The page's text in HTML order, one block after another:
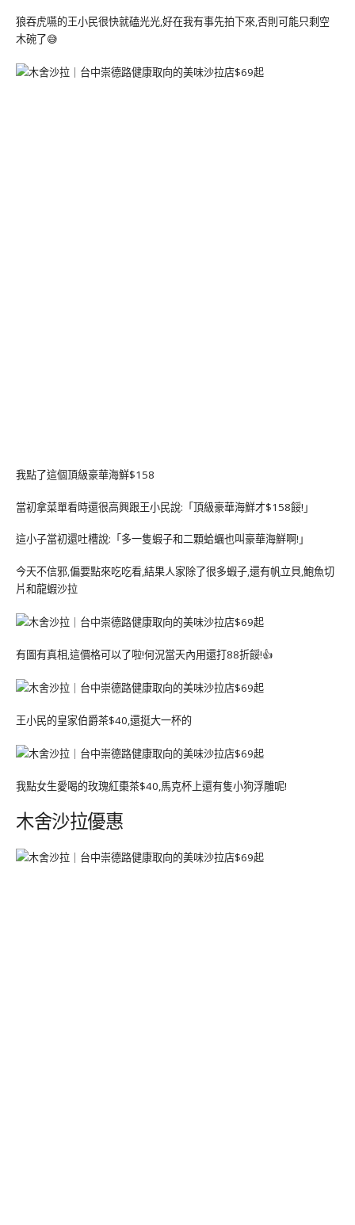
狼吞虎嚥的王小民很快就磕光光,好在我有事先拍下來,否則可能只剩空
木碗了😅
我點了這個頂級豪華海鮮$158
當初拿菜單看時還很高興跟王小民說:「頂級豪華海鮮才$158餒!」
這小子當初還吐槽說:「多一隻蝦子和二顆蛤蠣也叫豪華海鮮啊!」
今天不信邪,偏要點來吃吃看,結果人家除了很多蝦子,還有帆立貝,鮑魚切
片和龍蝦沙拉
有圖有真相,這價格可以了啦!何況當天內用還打88折餒!👍
王小民的皇家伯爵茶$40,還挺大一杯的
我點女生愛喝的玫瑰紅棗茶$40,馬克杯上還有隻小狗浮雕呢!
木舍沙拉優惠